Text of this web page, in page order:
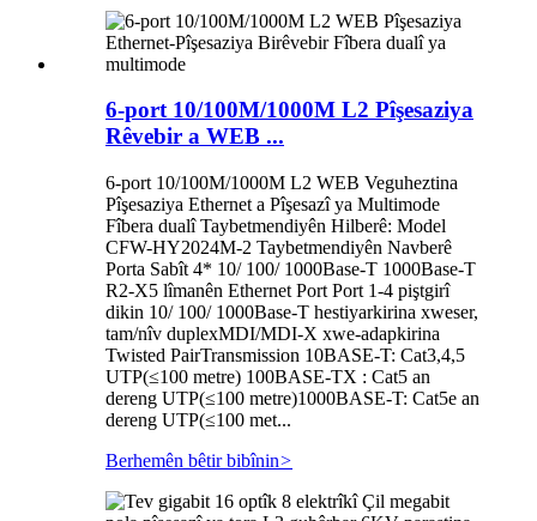
6-port 10/100M/1000M L2 Pîşesaziya
Rêvebir a WEB ...
6-port 10/100M/1000M L2 WEB Veguheztina
Pîşesaziya Ethernet a Pîşesazî ya Multimode
Fîbera dualî Taybetmendiyên Hilberê: Model
CFW-HY2024M-2 Taybetmendiyên Navberê
Porta Sabît 4* 10/ 100/ 1000Base-T 1000Base-T
R2-X5 lîmanên Ethernet Port Port 1-4 piştgirî
dikin 10/ 100/ 1000Base-T hestiyarkirina xweser,
tam/nîv duplexMDI/MDI-X xwe-adapkirina
Twisted PairTransmission 10BASE-T: Cat3,4,5
UTP(≤100 metre) 100BASE-TX : Cat5 an
dereng UTP(≤100 metre)1000BASE-T: Cat5e an
dereng UTP(≤100 met...
Berhemên bêtir bibînin>